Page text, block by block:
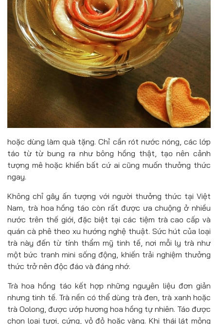
hoặc dùng làm quà tặng. Chỉ cần rót nước nóng, các lớp
táo từ từ bung ra như bông hồng thật, tạo nên cảnh
tượng mê hoặc khiến bất cứ ai cũng muốn thưởng thức
ngay.
Không chỉ gây ấn tượng với người thưởng thức tại Việt
Nam, trà hoa hồng táo còn rất được ưa chuộng ở nhiều
nước trên thế giới, đặc biệt tại các tiệm trà cao cấp và
quán cà phê theo xu hướng nghệ thuật. Sức hút của loại
trà này đến từ tính thẩm mỹ tinh tế, nơi mỗi ly trà như
một bức tranh mini sống động, khiến trải nghiệm thưởng
thức trở nên độc đáo và đáng nhớ.
Trà hoa hồng táo kết hợp những nguyên liệu đơn giản
nhưng tinh tế. Trà nền có thể dùng trà đen, trà xanh hoặc
trà Oolong, được ướp hương hoa hồng tự nhiên. Táo được
chọn loại tươi, cứng, vỏ đỏ hoặc vàng. Khi thái lát mỏng